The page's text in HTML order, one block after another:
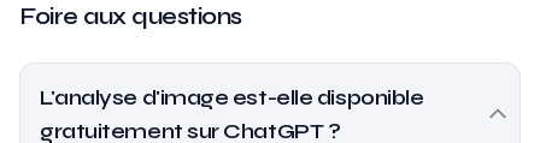
Foire aux questions
L'analyse d'image est-elle disponible
gratuitement sur ChatGPT ?